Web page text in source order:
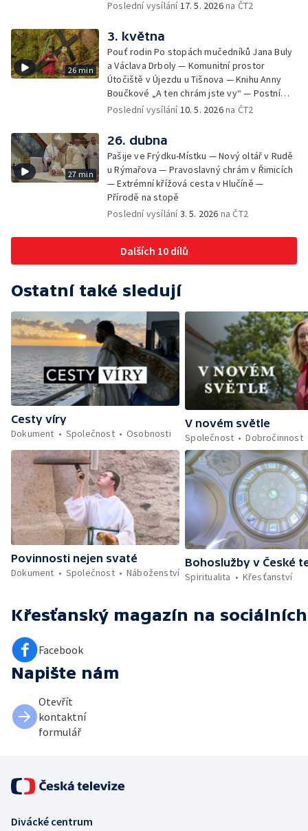
Poslední vysílání 17. 5. 2026na ČT2
26 min
3. května
Pouť rodin Po stopách mučedníků Jana Buly
a Václava Drboly — Komunitní prostor
Útočiště v Újezdu u Tišnova — Knihu Anny
Boučkové „A ten chrám jste vy“ — Postní
betlém v kostele sv. Jakuba Většího v
Poslední vysílání 10. 5. 2026na ČT2
27 min
26. dubna
Pašije ve Frýdku-Místku — Nový oltář v Rudě
u Rýmařova — Pravoslavný chrám v Řimicích
— Extrémní křížová cesta v Hlučíně —
Přírodě na stopě
Poslední vysílání3. 5. 2026 na ČT2
Dalších 10 dílů
Ostatní také sledují
Cesty víry
Dokument
Společnost Osobnosti
V novém světle
Společnost
Dobročinnost
Povinnosti nejen svaté
Dokument
Společnost Náboženství
Bohoslužby v České
Spiritualita
Křesťanství
Křesťanský magazín na
Facebook
Napište nám
Otevřít
kontaktní
formulář
Divácké centrum